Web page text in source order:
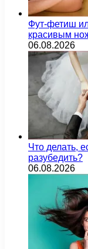
Фут-фетиш
красивым
06.08.2026
Что делать,
разубедить?
06.08.2026